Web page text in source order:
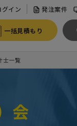
グイン 発注案件
一括見積もり
士一覧
会